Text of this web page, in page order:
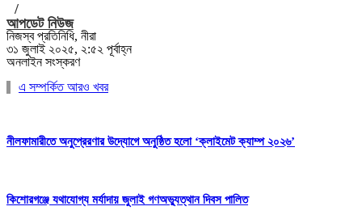
/
আপডেট নিউজ
নিজস্ব প্রতিনিধি, নীরা
৩১ জুলাই ২০২৫, ২:৫২ পূর্বাহ্ন
অনলাইন সংস্করণ
এ সম্পর্কিত আরও খবর
নীলফামারীতে অনুপ্রেরণার উদ্যোগে অনুষ্ঠিত হলো ‘ক্লাইমেট ক্যাম্প ২০২৬’
কিশোরগঞ্জে যথাযোগ্য মর্যাদায় জুলাই গণঅভ্যুত্থান দিবস পালিত